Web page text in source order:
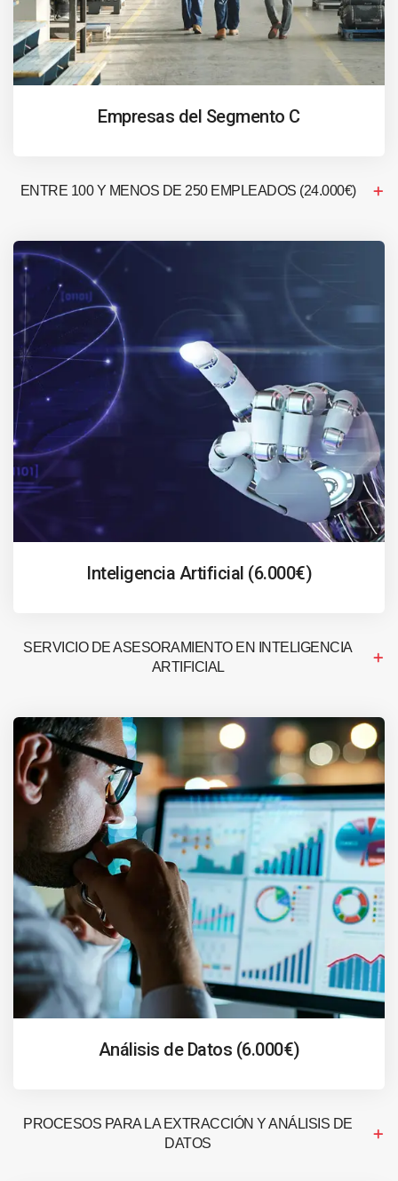
Empresas del Segmento C
ENTRE 100 Y MENOS DE 250 EMPLEADOS (24.000€)
Inteligencia Artificial (6.000€)
SERVICIO DE ASESORAMIENTO EN INTELIGENCIA
ARTIFICIAL
Análisis de Datos (6.000€)
PROCESOS PARA LA EXTRACCIÓN Y ANÁLISIS DE
DATOS